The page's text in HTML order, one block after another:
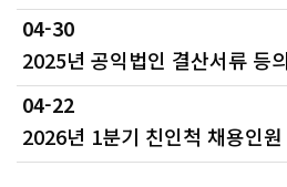
04-30
2025년 공익법인 결산서류 등
04-22
2026년 1분기 친인척 채용인원